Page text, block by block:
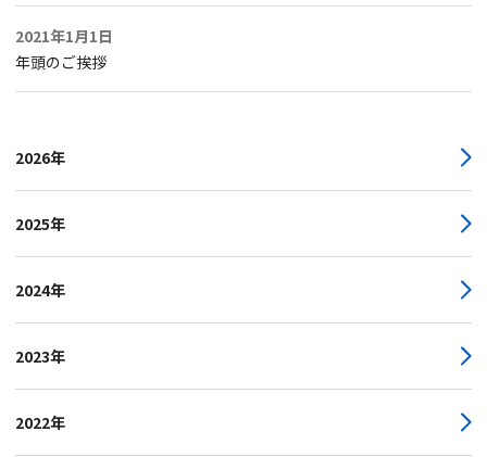
2021年1月1日
年頭のご挨拶
2026年
2025年
2024年
2023年
2022年